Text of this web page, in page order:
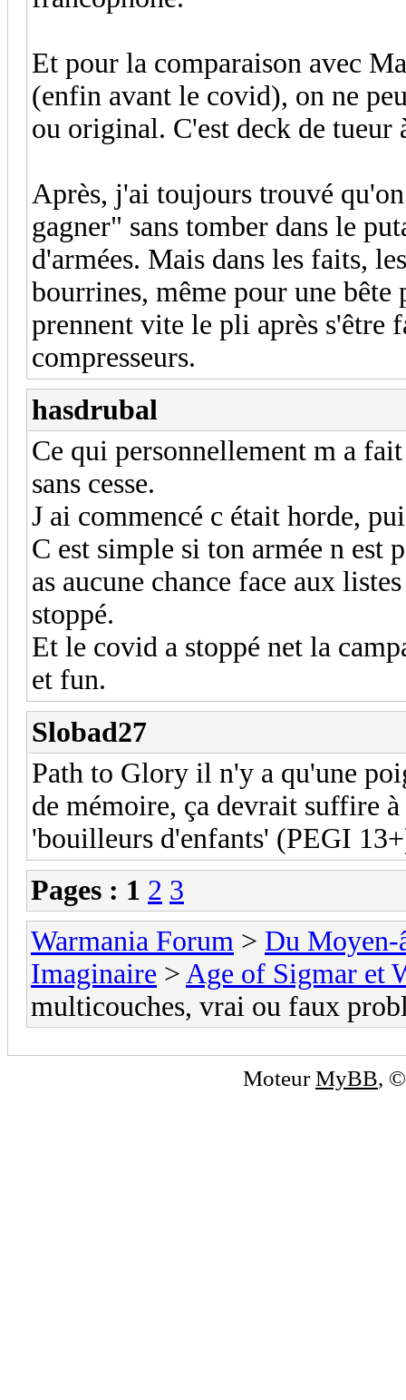
Et pour la comparaison avec
(enfin avant le covid), on ne
ou original. C'est deck de tueur
Après, j'ai toujours trouvé
gagner" sans tomber dans le
d'armées. Mais dans les faits,
bourrines, même pour une
prennent vite le pli après s'être
compresseurs.
hasdrubal
Ce qui personnellement m a
sans cesse.
J ai commencé c était horde,
C est simple si ton armée n est
as aucune chance face aux
stoppé.
Et le covid a stoppé net la
et fun.
Slobad27
Path to Glory il n'y a qu'une
de mémoire, ça devrait suffire
'bouilleurs d'enfants' (PEGI
Pages : 1 2 3
Warmania Forum > Du Moyen-
Imaginaire > Age of Sigmar et
multicouches, vrai ou faux
MoteurMyBB,